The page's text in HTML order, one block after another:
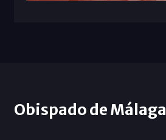
Obispado de Málaga